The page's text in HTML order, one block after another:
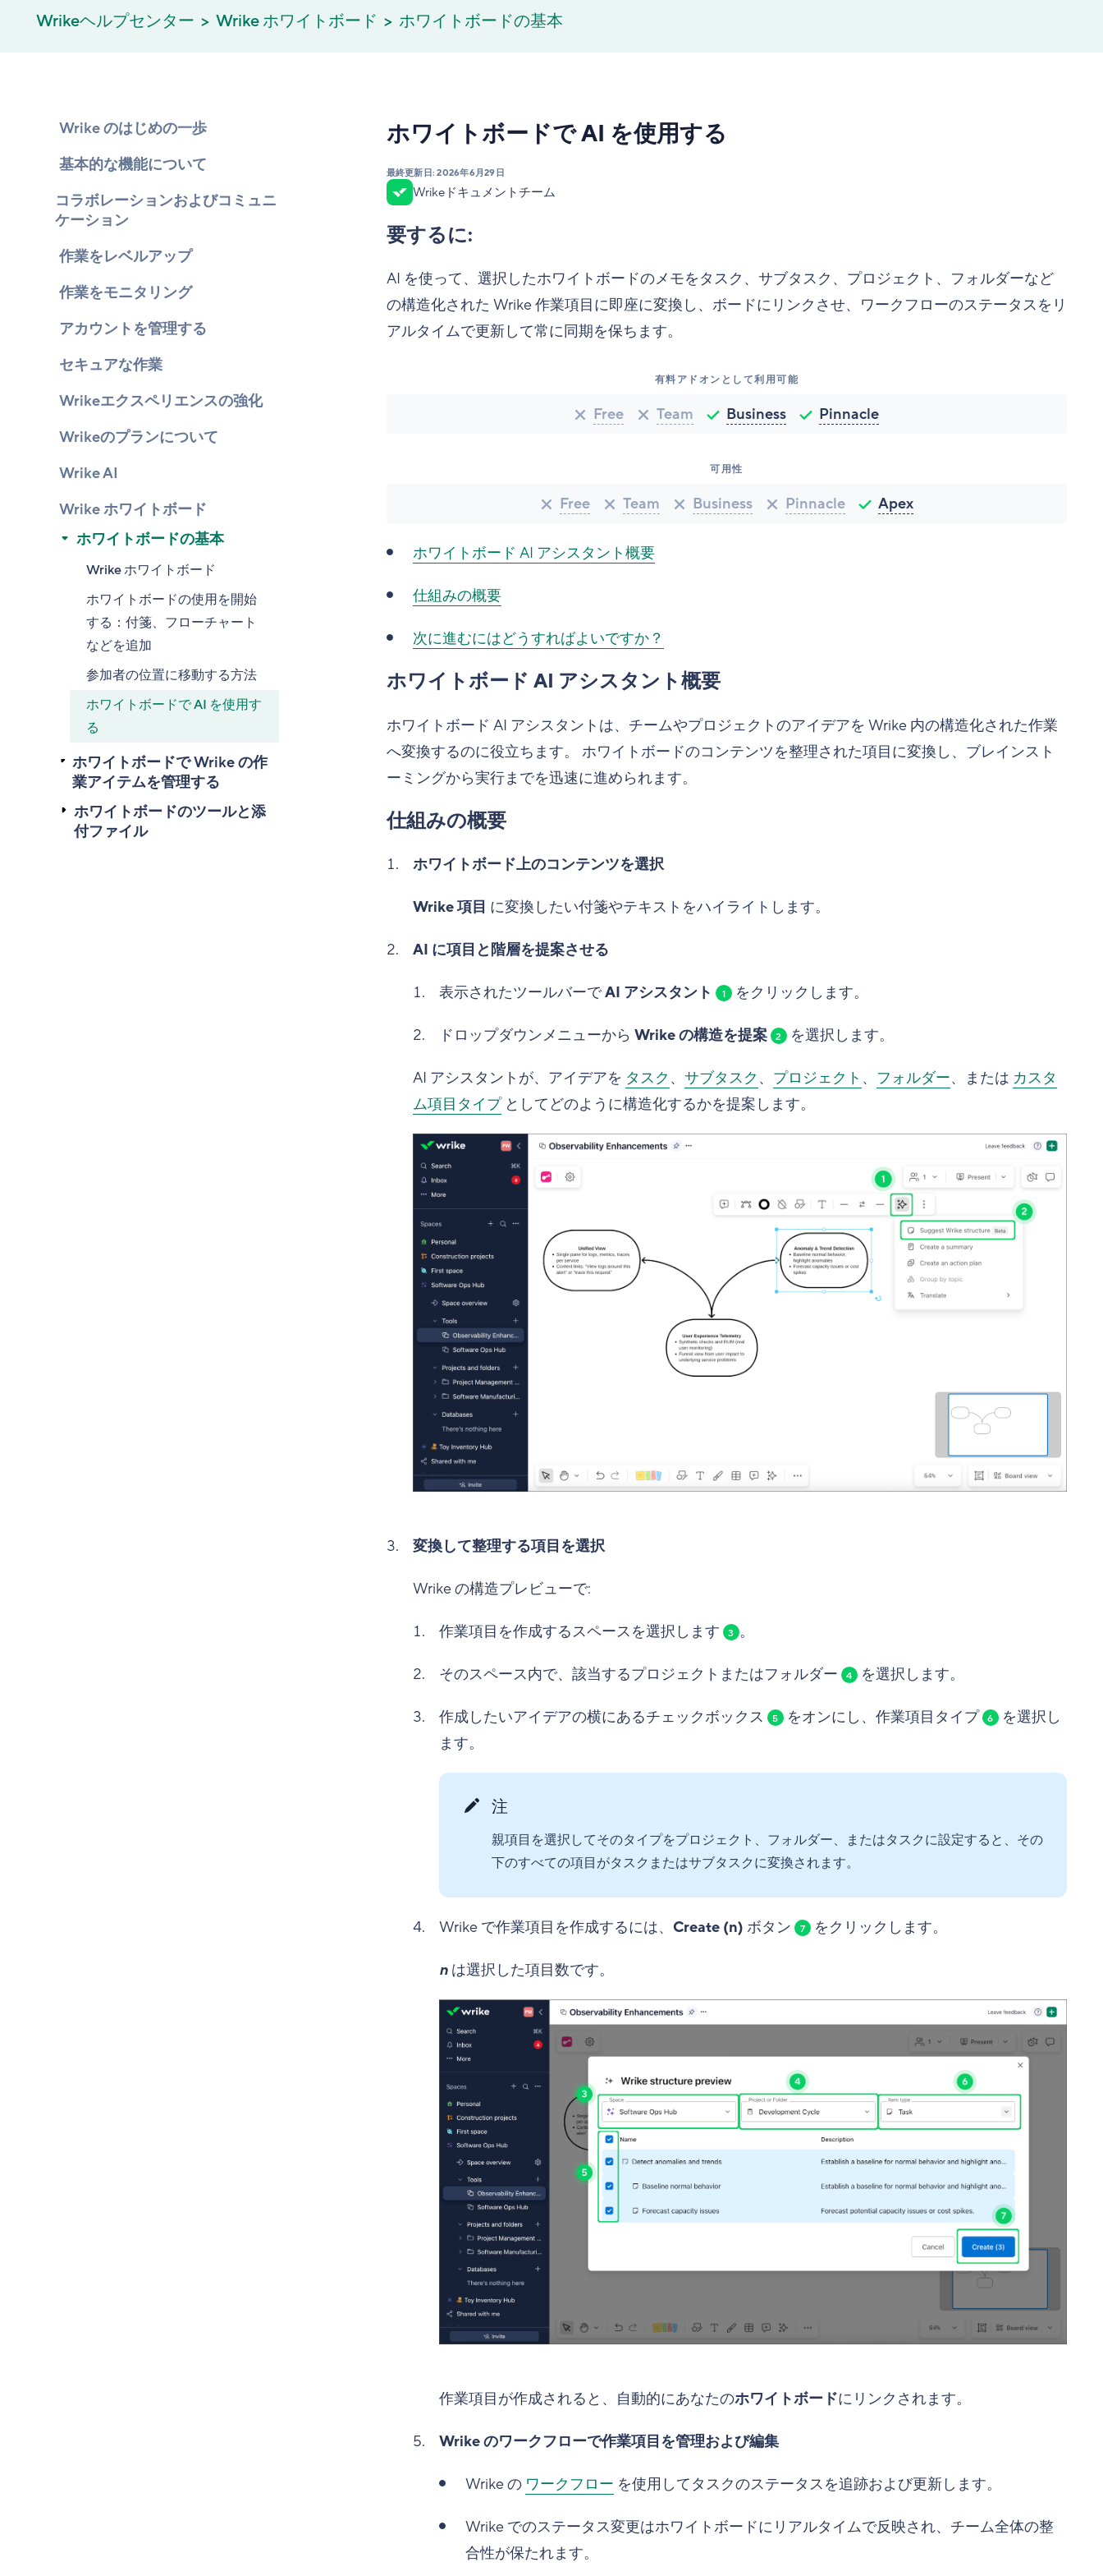
Wrikeヘルプセンター Wrike ホワイトボード ホワイトボードの基本
Wrike のはじめの一歩
基本的な機能について
コラボレーションおよびコミュニ
ケーション
作業をレベルアップ
作業をモニタリング
アカウントを管理する
セキュアな作業
Wrikeエクスペリエンスの強化
Wrikeのプランについて
Wrike AI
Wrike ホワイトボード
ホワイトボードの基本
Wrike ホワイトボード
ホワイトボードの使用を開始
する：付箋、フローチャート
などを追加
参加者の位置に移動する方法
ホワイトボードで AI を使用す
る
ホワイトボードで Wrike の作
業アイテムを管理する
ホワイトボードのツールと添
付ファイル
ホワイトボードで AI を使用する
最終更新日:2026年6月29日
Wrikeドキュメントチーム
要するに:
AI を使って、選択したホワイトボードのメモをタスク、サブタスク、プロジェクト、フォルダーなど
の構造化された Wrike 作業項目に即座に変換し、ボードにリンクさせ、ワークフローのステータスをリ
アルタイムで更新して常に同期を保ちます。
有料アドオンとして利用可能
Free Team Business Pinnacle
可用性
Free Team Business Pinnacle Apex
ホワイトボード AI アシスタント概要
仕組みの概要
次に進むにはどうすればよいですか？
ホワイトボード AI アシスタント概要
ホワイトボード AI アシスタントは、チームやプロジェクトのアイデアを Wrike 内の構造化された作業
へ変換するのに役立ちます。 ホワイトボードのコンテンツを整理された項目に変換し、ブレインスト
ーミングから実行までを迅速に進められます。
仕組みの概要
ホワイトボード上のコンテンツを選択
Wrike 項目 に変換したい付箋やテキストをハイライトします。
AI に項目と階層を提案させる
表示されたツールバーでAI アシスタント 1 をクリックします。
ドロップダウンメニューから Wrike の構造を提案 2 を選択します。
AI アシスタントが、アイデアを タスク 、 サブタスク 、 プロジェクト 、 フォルダー、または カスタ
ム項目タイプとしてどのように構造化するかを提案します。
変換して整理する項目を選択
Wrike の構造プレビューで:
作業項目を作成するスペースを選択します 3 。
そのスペース内で、該当するプロジェクトまたはフォルダー 4 を選択します。
作成したいアイデアの横にあるチェックボックス 5 をオンにし、作業項目タイプ 6 を選択し
ます。
注
親項目を選択してそのタイプをプロジェクト、フォルダー、またはタスクに設定すると、その
下のすべての項目がタスクまたはサブタスクに変換されます。
Wrike で作業項目を作成するには、 Create (n) ボタン 7 をクリックします。
nは選択した項目数です。
作業項目が作成されると、自動的にあなたのホワイトボードにリンクされます。
Wrike のワークフローで作業項目を管理および編集
Wrike の ワークフロー を使用してタスクのステータスを追跡および更新します。
Wrike でのステータス変更はホワイトボードにリアルタイムで反映され、チーム全体の整
合性が保たれます。